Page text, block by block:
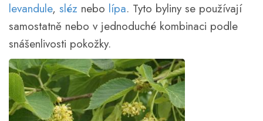
levandule, sléz nebo lípa. Tyto byliny se používají
samostatně nebo v jednoduché kombinaci podle
snášenlivosti pokožky.